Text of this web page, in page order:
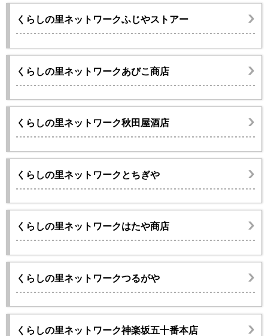
くらしの里ネットワークふじやストアー
くらしの里ネットワークあびこ商店
くらしの里ネットワーク秋田屋酒店
くらしの里ネットワークとちぎや
くらしの里ネットワークはたや商店
くらしの里ネットワークつるがや
くらしの里ネットワーク神楽坂五十番本店